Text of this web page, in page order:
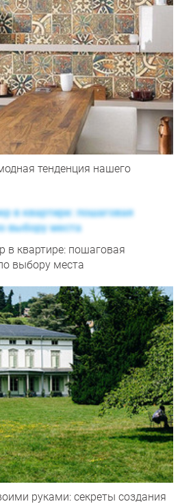
тенденция нашего
в квартире: пошаговая
выбору места
руками: секреты создания